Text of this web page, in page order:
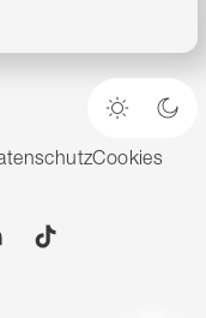
Heller
Cookies
Linkedin